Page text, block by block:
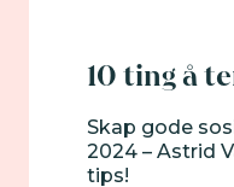
10 ting å
Skap gode
2024 – Astrid
tips!